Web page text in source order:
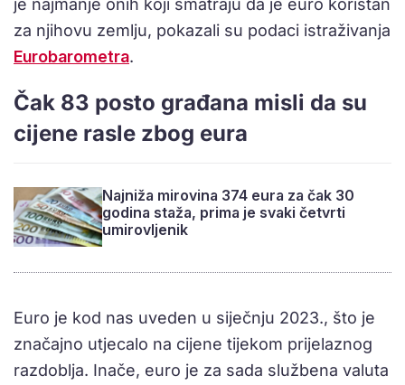
je najmanje onih koji smatraju da je euro koristan
za njihovu zemlju, pokazali su podaci istraživanja
Eurobarometra.
Čak 83 posto građana misli da su
cijene rasle zbog eura
Najniža mirovina 374 eura za čak 30
godina staža, prima je svaki četvrti
umirovljenik
Euro je kod nas uveden u siječnju 2023., što je
značajno utjecalo na cijene tijekom prijelaznog
razdoblja. Inače, euro je za sada službena valuta